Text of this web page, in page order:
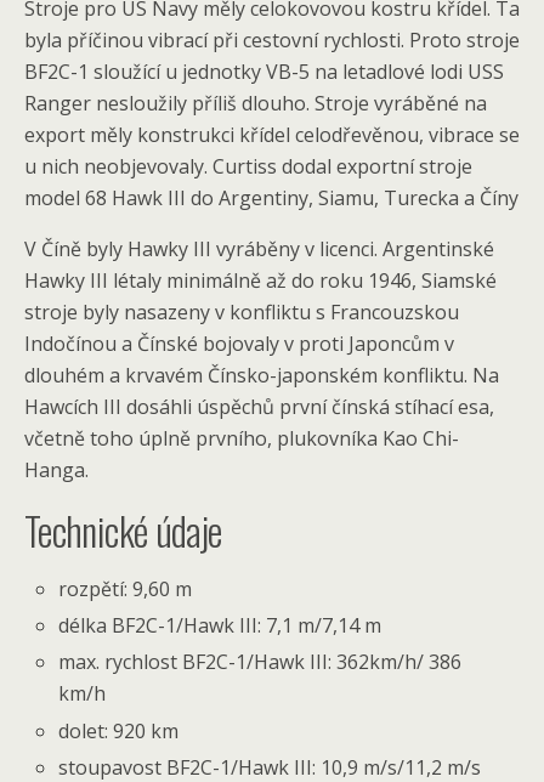
Stroje pro US Navy měly celokovovou kostru křídel. Ta
byla příčinou vibrací při cestovní rychlosti. Proto stroje
BF2C-1 sloužící u jednotky VB-5 na letadlové lodi USS
Ranger nesloužily příliš dlouho. Stroje vyráběné na
export měly konstrukci křídel celodřevěnou, vibrace se
u nich neobjevovaly. Curtiss dodal exportní stroje
model 68 Hawk III do Argentiny, Siamu, Turecka a Číny
V Číně byly Hawky III vyráběny v licenci. Argentinské
Hawky III létaly minimálně až do roku 1946, Siamské
stroje byly nasazeny v konfliktu s Francouzskou
Indočínou a Čínské bojovaly v proti Japoncům v
dlouhém a krvavém Čínsko-japonském konfliktu. Na
Hawcích III dosáhli úspěchů první čínská stíhací esa,
včetně toho úplně prvního, plukovníka Kao Chi-
Hanga.
Technické údaje
rozpětí: 9,60 m
délka BF2C-1/Hawk III: 7,1 m/7,14 m
max. rychlost BF2C-1/Hawk III: 362km/h/ 386
km/h
dolet: 920 km
stoupavost BF2C-1/Hawk III: 10,9 m/s/11,2 m/s